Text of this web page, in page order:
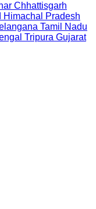
Chhattisgarh
Himachal Pradesh
Tamil Nadu
Tripura Gujarat